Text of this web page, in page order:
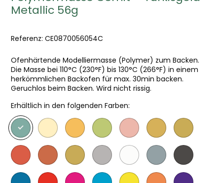
Metallic 56g
Referenz: CE0870056054C
Ofenhärtende Modelliermasse (Polymer) zum Backen.
Die Masse bei 110°C (230°F) bis 130°C (266°F) in einem
herkömmlichen Backofen für max. 30min backen.
Geruchlos beim Backen. Wird nicht rissig.
Erhältlich in den folgenden Farben: